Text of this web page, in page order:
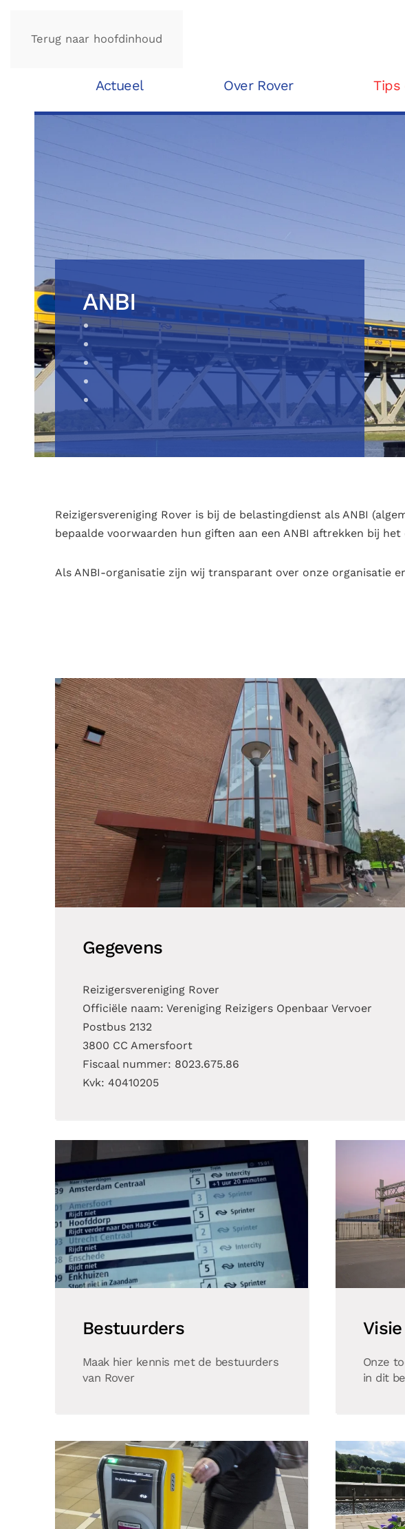
Terug naar hoofdinhoud
Actueel Over Rover Tips
ANBI
Reizigersvereniging Rover is bij de belastingdienst als ANBI
bepaalde voorwaarden hun giften aan een ANBI aftrekken bij
Als ANBI-organisatie zijn wij transparant over onze organisatie
Gegevens
Reizigersvereniging Rover
Officiële naam: Vereniging Reizigers Openbaar Vervoer
Postbus 2132
3800 CC Amersfoort
Fiscaal nummer: 8023.675.86
Kvk: 40410205
Bestuurders
Maak hier kennis met de bestuurders
van Rover
Onze
in dit